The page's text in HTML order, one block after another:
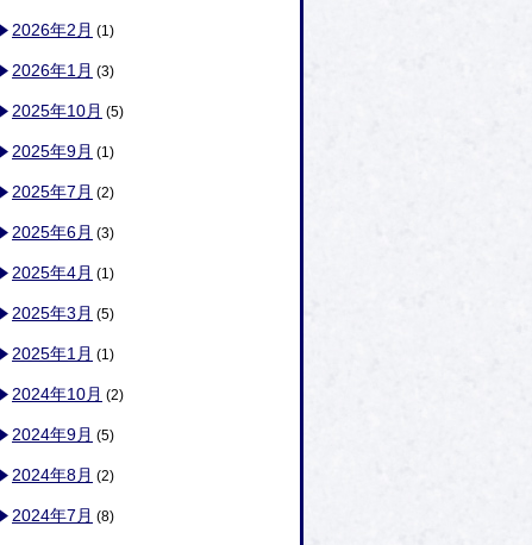
2026年2月 (1)
2026年1月 (3)
2025年10月 (5)
2025年9月 (1)
2025年7月 (2)
2025年6月 (3)
2025年4月 (1)
2025年3月 (5)
2025年1月 (1)
2024年10月 (2)
2024年9月 (5)
2024年8月 (2)
2024年7月 (8)